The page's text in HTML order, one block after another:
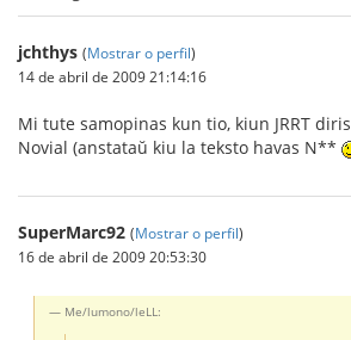
jchthys (Mostrar o perfil)
14 de abril de 2009 21:14:16
Mi tute samopinas kun tio, kiun JRRT diris
Novial (anstataŭ kiu la teksto havas N**
SuperMarc92 (Mostrar o perfil)
16 de abril de 2009 20:53:30
Me/lumono/leLL: